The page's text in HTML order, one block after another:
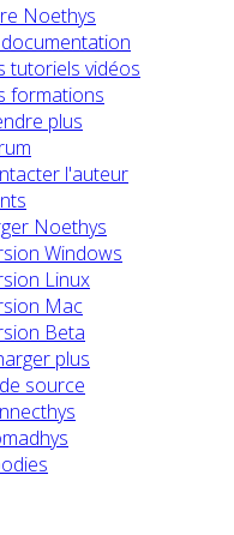
Noethys
tutoriels vidéos
formations
plus
l'auteur
Noethys
Windows
Linux
Mac
Beta
plus
source